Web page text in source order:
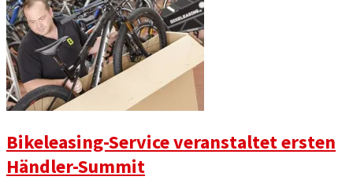
Bikeleasing-Service veranstaltet ersten
Händler-Summit